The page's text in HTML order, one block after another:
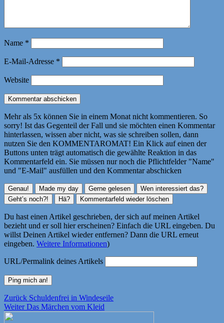
Name *
E-Mail-Adresse *
Website
Mehr als 5x können Sie in einem Monat nicht kommentieren. So
sorry! Ist das Gegenteil der Fall und sie möchten einen Kommentar
hinterlassen, wissen aber nicht, was sie schreiben sollen, dann
nutzen Sie den KOMMENTAROMAT! Ein Klick auf einen der
Buttons unten trägt automatisch die gewählte Reaktion in das
Kommentarfeld ein. Sie müssen nur noch die Pflichtfelder "Name"
und "E-Mail" ausfüllen und den Kommentar abschicken
Du hast einen Artikel geschrieben, der sich auf meinen Artikel
bezieht und er soll hier erscheinen? Einfach die URL eingeben. Du
willst Deinen Artikel wieder entfernen? Dann die URL erneut
eingeben. Weitere Informationen)
URL/Permalink deines Artikels
Beitragsnavigation
Zurück Vorheriger
Beitrag:
Schuldenfrei in Windeseile
Weiter Nächster
Das Märchen vom Kleid